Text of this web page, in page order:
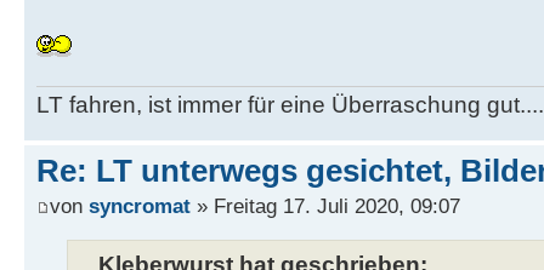
LT fahren, ist immer für eine Überraschung
Re: LT unterwegs gesichtet,
von syncromat » Freitag 17. Juli 2020, 09:07
Kleberwurst hat geschrieben: